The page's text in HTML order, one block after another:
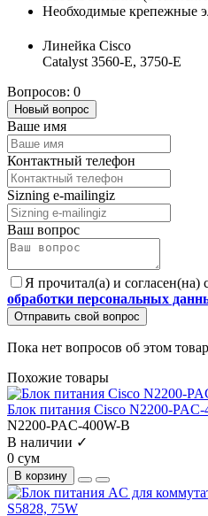
Необходимые крепежные
Линейка Cisco
Catalyst 3560-E, 3750-E
Вопросов: 0
Новый вопрос
Ваше имя
Контактный телефон
Sizning e-mailingiz
Ваш вопрос
Я прочитал(а) и согласен(на)
обработки персональных
Отправить свой вопрос
Пока нет вопросов об этом
Похожие товары
Блок питания Cisco N2200-PAC-
N2200-PAC-400W-B
В наличии ✓
0 сум
В корзину